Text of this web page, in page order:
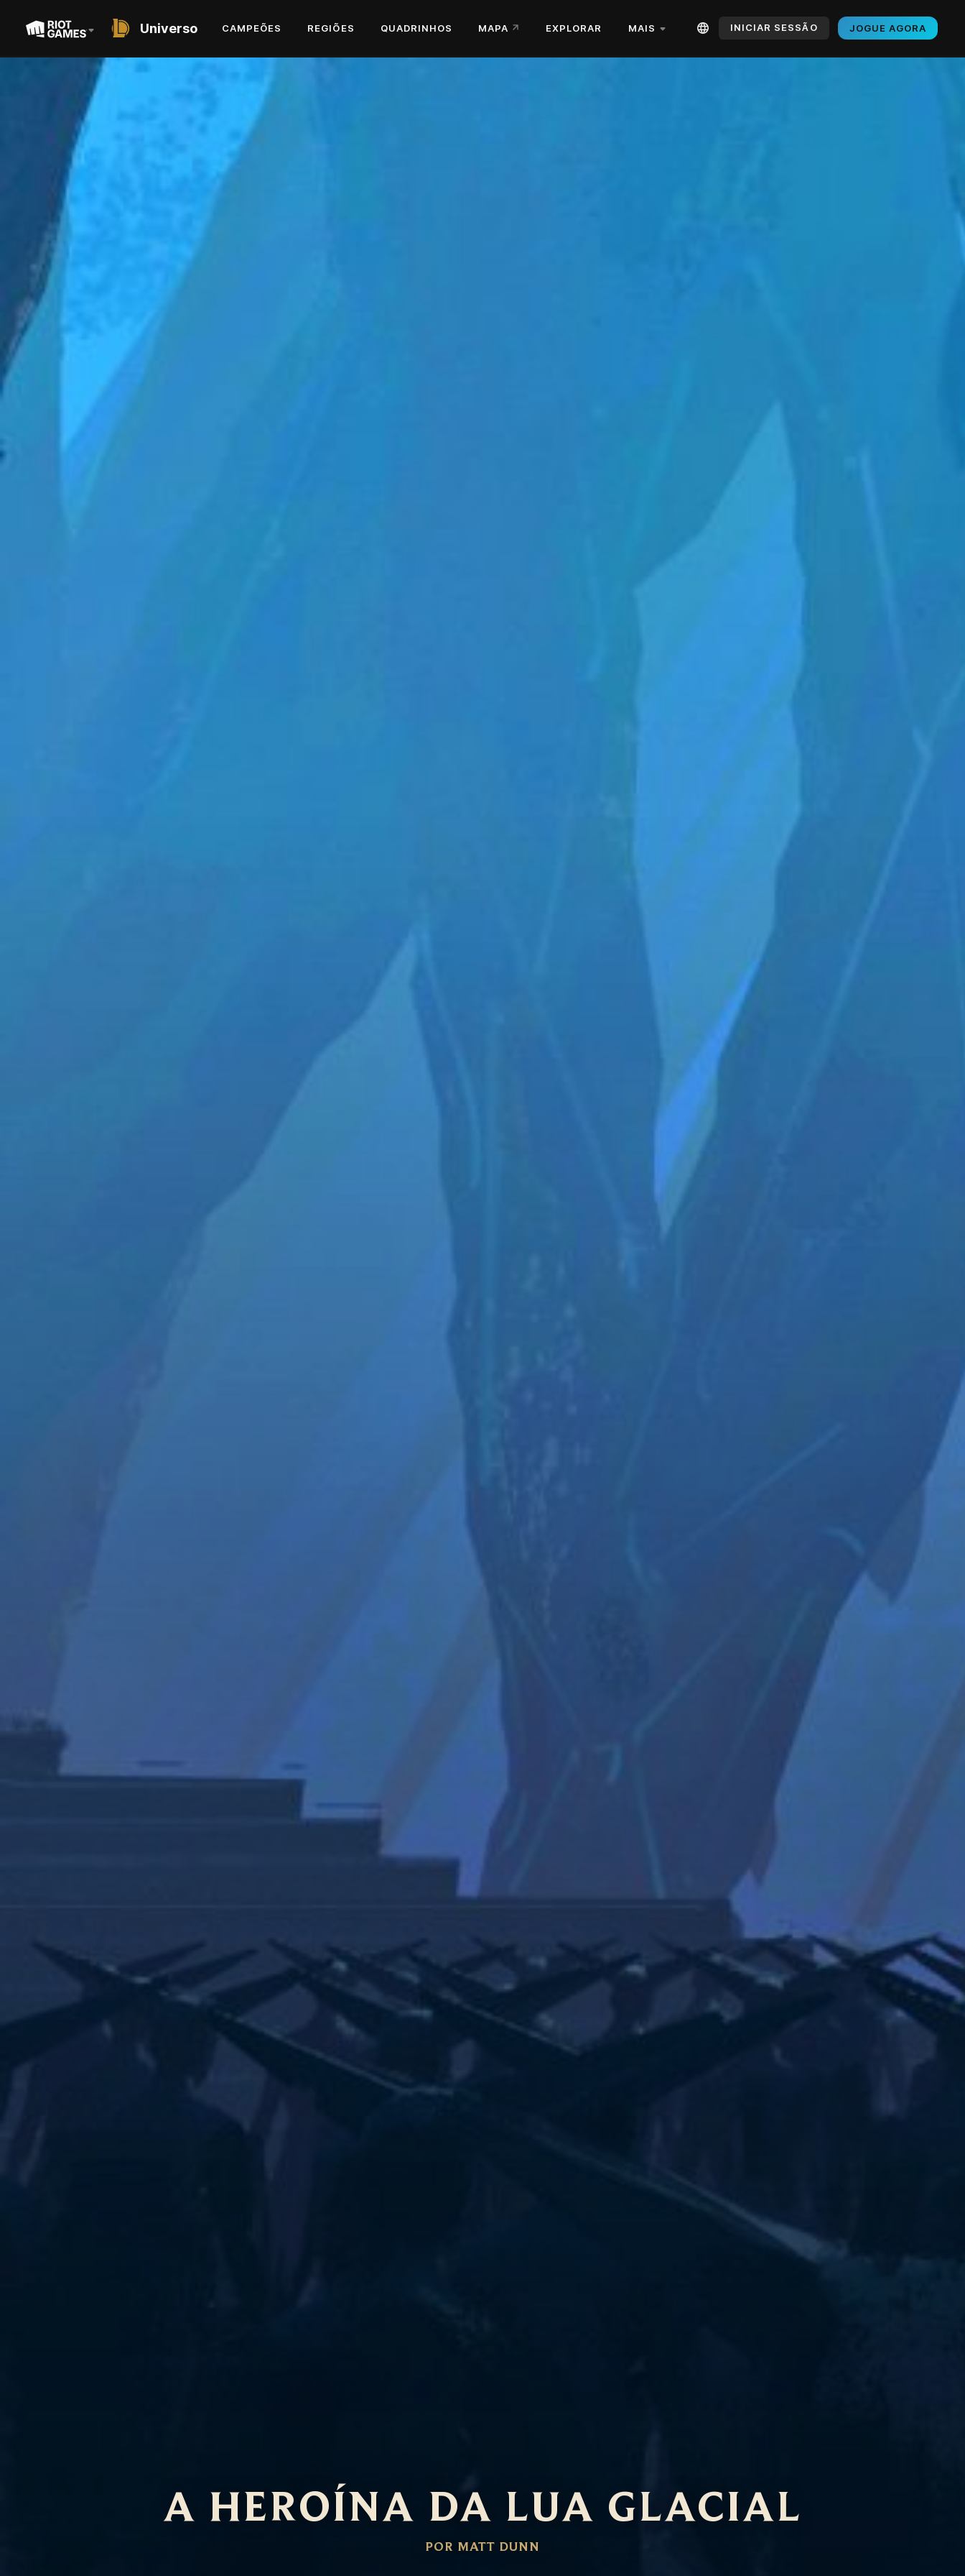
A HEROÍNA DA LUA
GLACIAL
A HEROÍNA DA LUA GLACIAL
POR MATT DUNN
Universo CAMPEÕES REGIÕES QUADRINHOS MAPA EXPLORAR MAIS INICIAR SESSÃO JOGUE AGORA